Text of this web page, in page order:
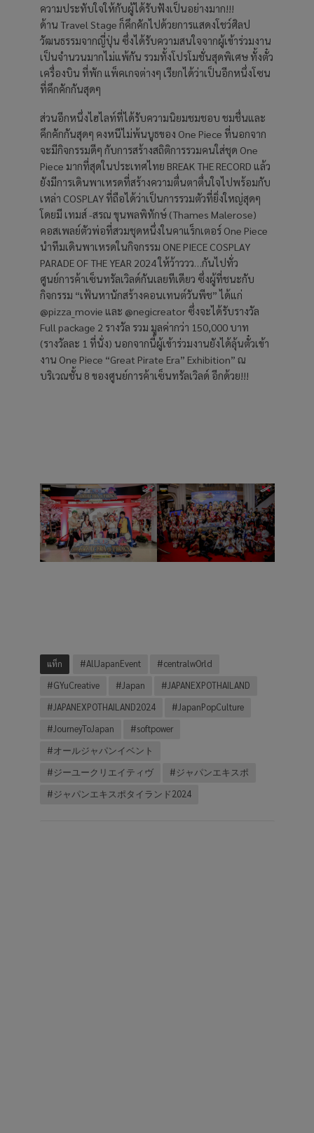
ความประทับใจให้กับผู้ได้รับฟังเป็นอย่างมาก!!!
ด้าน Travel Stage ก็คึกคักไปด้วยการแสดงโชว์ศิลป
วัฒนธรรมจากญี่ปุ่น ซึ่งได้รับความสนใจจากผู้เข้าร่วมงาน
เป็นจำนวนมากไม่แพ้กัน รวมทั้งโปรโมชั่นสุดพิเศษ ทั้งตั๋ว
เครื่องบิน ที่พัก แพ็คเกจต่างๆ เรียกได้ว่าเป็นอีกหนึ่งโซน
ที่คึกคักกันสุดๆ
ส่วนอีกหนึ่งไฮไลท์ที่ได้รับความนิยมชมชอบ ชมชื่นและ
คึกคักกันสุดๆ คงหนีไม่พ้นบูธของ One Piece ที่นอกจาก
จะมีกิจกรรมดีๆ กับการสร้างสถิติการรวมคนใส่ชุด One
Piece มากที่สุดในประเทศไทย BREAK THE RECORD แล้ว
ยังมีการเดินพาเหรดที่สร้างความตื่นตาตื่นใจไปพร้อมกับ
เหล่า COSPLAY ที่ถือได้ว่าเป็นการรวมตัวที่ยิ่งใหญ่สุดๆ
โดยมี เทมส์ -สรณ​ ขุนพลพิทักษ์ (Thames Malerose)
คอสเพลย์ตัวพ่อที่สวมชุดหนึ่งในคาแร็กเตอร์ One Piece
นำทีมเดินพาเหรดในกิจกรรม ONE PIECE COSPLAY
PARADE OF THE YEAR 2024 ให้ว้าววว…กันไปทั่ว
ศูนย์การค้าเซ็นทรัลเวิลด์กันเลยทีเดียว ซึ่งผู้ที่ชนะกับ
กิจกรรม “เฟ้นหานักสร้างคอนเทนต์วันพีช” ได้แก่
@pizza_movie และ @negicreator ซึ่งจะได้รับรางวัล
Full package 2 รางวัล รวม มูลค่ากว่า 150,000 บาท
(รางวัลละ 1 ที่นั่ง) นอกจากนี้ผู้เข้าร่วมงานยังได้ลุ้นตั๋วเข้า
งาน One Piece “Great Pirate Era” Exhibition” ณ
บริเวณชั้น 8 ของศูนย์การค้าเซ็นทรัลเวิลด์ อีกด้วย!!!
แท็ก #AllJapanEvent
#centralwOrld
#GYuCreative
#Japan
#JAPANEXPOTHAILAND
#JAPANEXPOTHAILAND2024
#JapanPopCulture
#JourneyToJapan
#softpower
#オールジャパンイベント
#ジーユークリエイティヴ
#ジャパンエキスポ
#ジャパンエキスポタイランド2024